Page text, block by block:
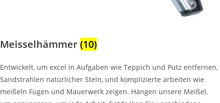
Meisselhämmer(10)
Entwickelt, um excel in Aufgaben wie Teppich und Putz entfernen,
Sandstrahlen natürlicher Stein, und komplizierte arbeiten wie
meißeln Fugen und Mauerwerk zeigen. Hängen unsere Meißel,